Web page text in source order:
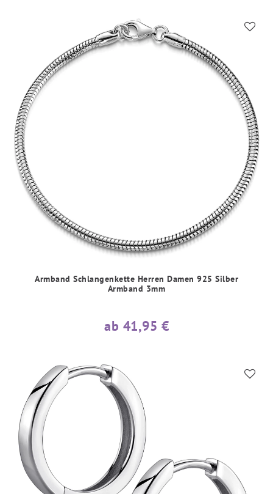
Armband Schlangenkette Herren Damen 925 Silber
Armband 3mm
ab 41,95 €